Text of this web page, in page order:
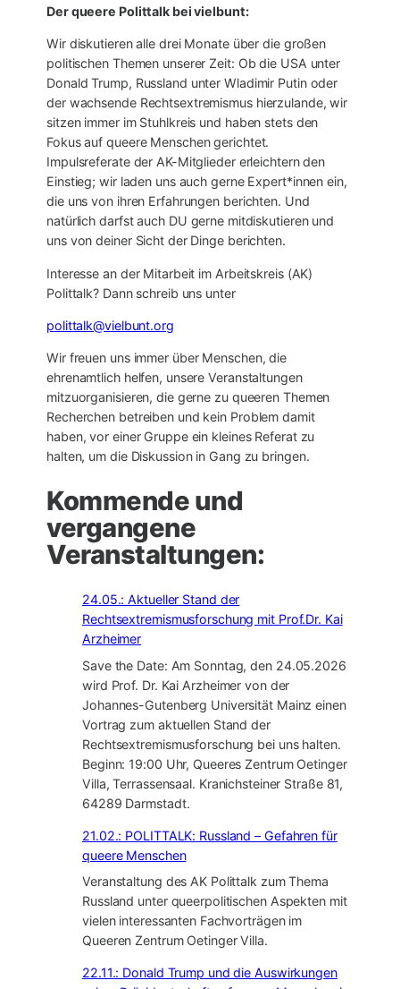
Der queere Polittalk bei vielbunt:
Wir diskutieren alle drei Monate über die großen
politischen Themen unserer Zeit: Ob die USA unter
Donald Trump, Russland unter Wladimir Putin oder
der wachsende Rechtsextremismus hierzulande, wir
sitzen immer im Stuhlkreis und haben stets den
Fokus auf queere Menschen gerichtet.
Impulsreferate der AK-Mitglieder erleichtern den
Einstieg; wir laden uns auch gerne Expert*innen ein,
die uns von ihren Erfahrungen berichten. Und
natürlich darfst auch DU gerne mitdiskutieren und
uns von deiner Sicht der Dinge berichten.
Interesse an der Mitarbeit im Arbeitskreis (AK)
Polittalk? Dann schreib uns unter
polittalk@vielbunt.org
Wir freuen uns immer über Menschen, die
ehrenamtlich helfen, unsere Veranstaltungen
mitzuorganisieren, die gerne zu queeren Themen
Recherchen betreiben und kein Problem damit
haben, vor einer Gruppe ein kleines Referat zu
halten, um die Diskussion in Gang zu bringen.
Kommende und
vergangene
Veranstaltungen:
24.05.: Aktueller Stand der
Rechtsextremismusforschung mit Prof.Dr. Kai
Arzheimer
Save the Date: Am Sonntag, den 24.05.2026
wird Prof. Dr. Kai Arzheimer von der
Johannes-Gutenberg Universität Mainz einen
Vortrag zum aktuellen Stand der
Rechtsextremismusforschung bei uns halten.
Beginn: 19:00 Uhr, Queeres Zentrum Oetinger
Villa, Terrassensaal. Kranichsteiner Straße 81,
64289 Darmstadt.
21.02.: POLITTALK: Russland – Gefahren für
queere Menschen
Veranstaltung des AK Polittalk zum Thema
Russland unter queerpolitischen Aspekten mit
vielen interessanten Fachvorträgen im
Queeren Zentrum Oetinger Villa.
22.11.: Donald Trump und die Auswirkungen